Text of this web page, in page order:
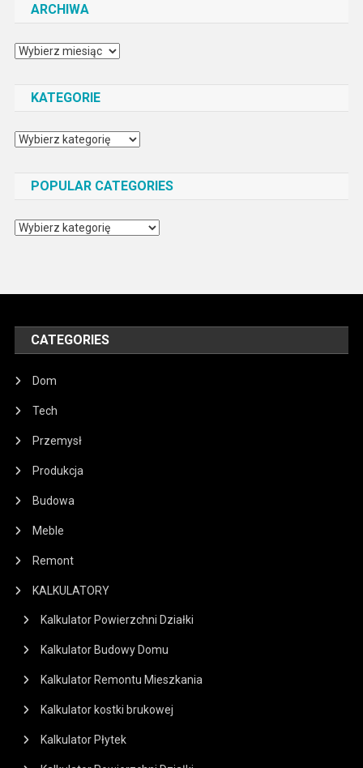
ARCHIWA
Archiwa
KATEGORIE
Kategorie
POPULAR CATEGORIES
Popular
CATEGORIES
Dom
Tech
Przemysł
Produkcja
Budowa
Meble
Remont
KALKULATORY
Kalkulator Powierzchni Działki
Kalkulator Budowy Domu
Kalkulator Remontu Mieszkania
Kalkulator kostki brukowej
Kalkulator Płytek